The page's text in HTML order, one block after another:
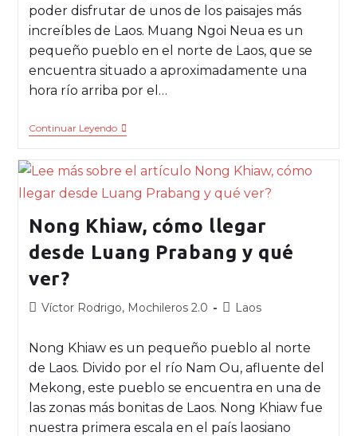
poder disfrutar de unos de los paisajes más
increíbles de Laos. Muang Ngoi Neua es un
pequeño pueblo en el norte de Laos, que se
encuentra situado a aproximadamente una
hora río arriba por el…
Continuar Leyendo
Nong Khiaw, cómo llegar
desde Luang Prabang y qué
ver?
Víctor Rodrigo, Mochileros 2.0 Laos
Nong Khiaw es un pequeño pueblo al norte
de Laos. Divido por el río Nam Ou, afluente del
Mekong, este pueblo se encuentra en una de
las zonas más bonitas de Laos. Nong Khiaw fue
nuestra primera escala en el país laosiano